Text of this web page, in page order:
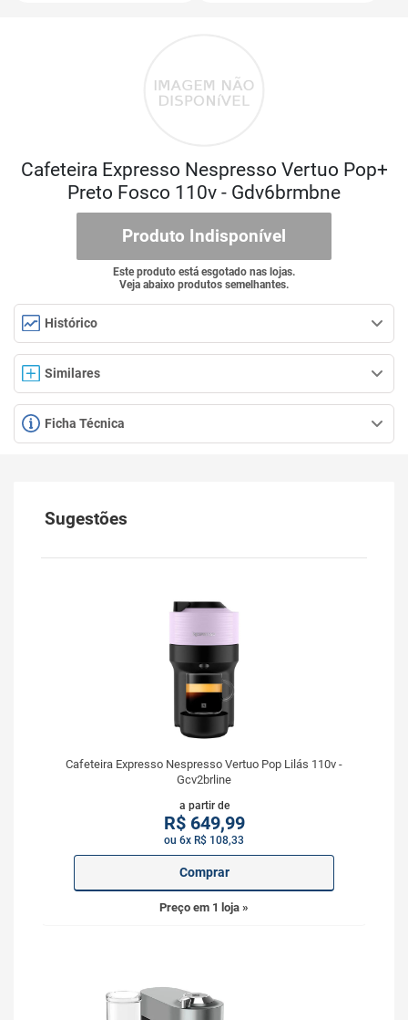
Cafeteira Expresso Nespresso Vertuo Pop+
Preto Fosco 110v - Gdv6brmbne
Produto Indisponível
Este produto está esgotado nas lojas.
Veja abaixo produtos semelhantes.
Histórico
Similares
Ficha Técnica
Sugestões
Cafeteira Expresso Nespresso Vertuo Pop Lilás 110v -
Gcv2brline
a partir de
R$649,99
ou 6x R$ 108,33
Comprar
Preço em 1 loja »